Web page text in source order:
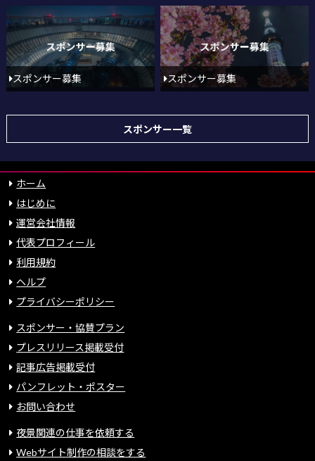
スポンサー募集 スポンサー募集
スポンサー一覧
ホーム
はじめに
運営会社情報
代表プロフィール
利用規約
ヘルプ
プライバシーポリシー
スポンサー・協賛プラン
プレスリリース掲載受付
記事広告掲載受付
パンフレット・ポスター
お問い合わせ
夜景関連の仕事を依頼する
Webサイト制作の相談をする